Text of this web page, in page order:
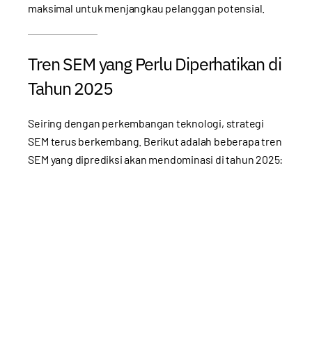
maksimal untuk menjangkau pelanggan potensial.
Tren SEM yang Perlu Diperhatikan di
Tahun 2025
Seiring dengan perkembangan teknologi, strategi
SEM terus berkembang. Berikut adalah beberapa tren
SEM yang diprediksi akan mendominasi di tahun 2025: